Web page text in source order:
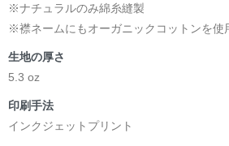
※ナチュラルのみ綿糸縫製
※襟ネームにもオーガニックコットンを使
生地の厚さ
5.3 oz
印刷手法
インクジェットプリント